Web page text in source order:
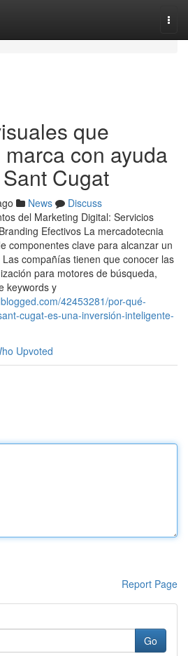
que
con ayuda
Cugat
News
Discuss
del Marketing Digital: Servicios
Efectivos La mercadotecnia
componentes clave para alcanzar un
compañías tienen que conocer las
para motores de búsqueda,
keywords y
42453281/por-qué-
cugat-es-una-inversión-inteligente-
Upvoted
Report Page
Go